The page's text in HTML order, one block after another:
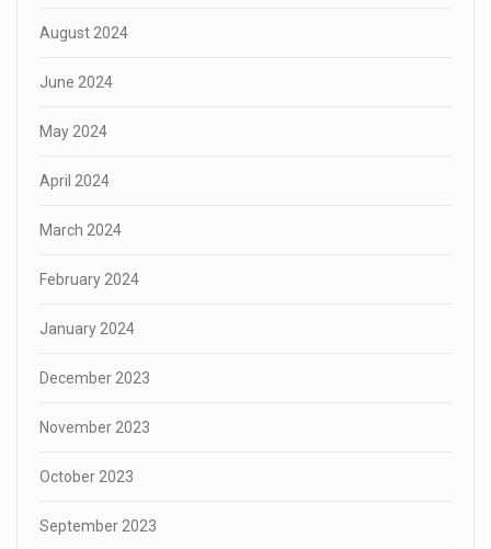
August 2024
June 2024
May 2024
April 2024
March 2024
February 2024
January 2024
December 2023
November 2023
October 2023
September 2023